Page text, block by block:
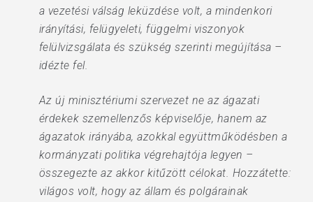
a vezetési válság leküzdése volt, a mindenkori
irányítási, felügyeleti, függelmi viszonyok
felülvizsgálata és szükség szerinti megújítása –
idézte fel.
Az új minisztériumi szervezet ne az ágazati
érdekek szemellenzős képviselője, hanem az
ágazatok irányába, azokkal együttműködésben a
kormányzati politika végrehajtója legyen –
összegezte az akkor kitűzött célokat. Hozzátette:
világos volt, hogy az állam és polgárainak